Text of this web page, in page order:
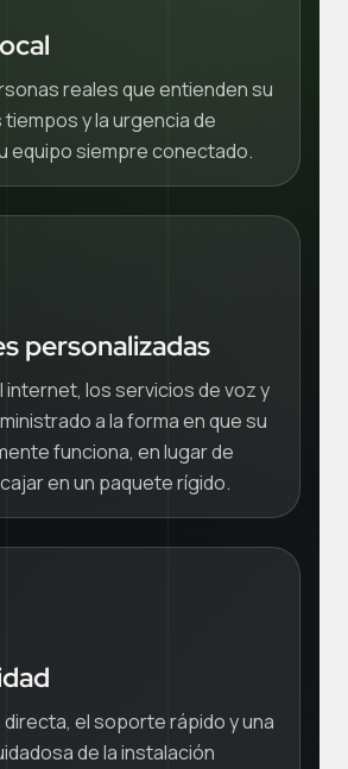
reales que entienden su
y la urgencia de
equipo siempre conectado.
personalizadas
internet, los servicios de voz y
a la forma en que su
funciona, en lugar de
en un paquete rígido.
el soporte rápido y una
de la instalación